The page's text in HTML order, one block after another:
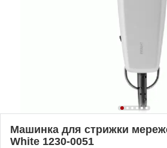
Машинка для стрижки
White 1230-0051